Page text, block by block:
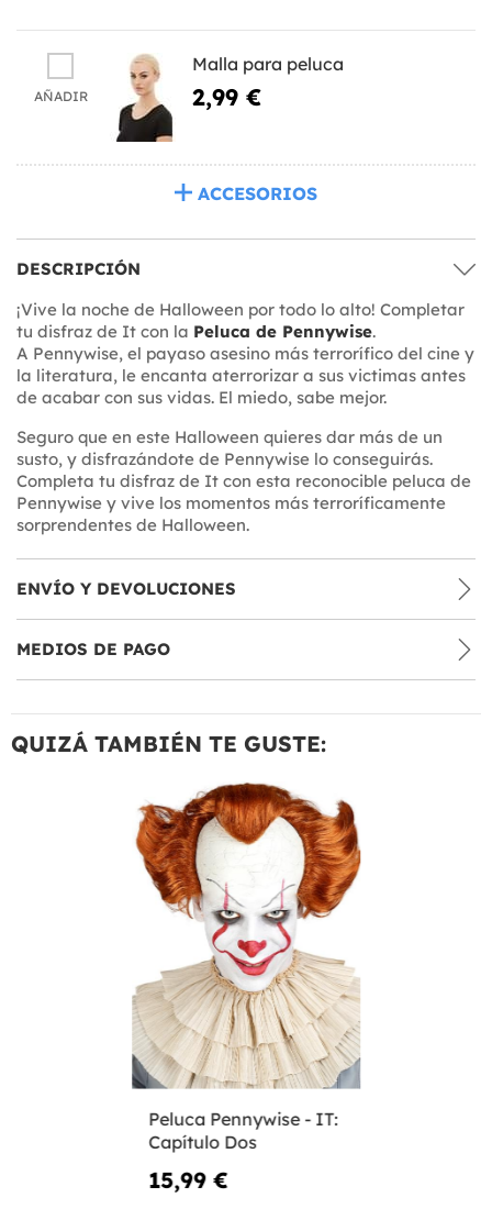
AÑADIR
Malla para peluca
2,99 €
ACCESORIOS
DESCRIPCIÓN
¡Vive la noche de Halloween por todo lo alto! Completar
tu disfraz de It con la Peluca de Pennywise.
A Pennywise, el payaso asesino más terrorífico del cine y
la literatura, le encanta aterrorizar a sus victimas antes
de acabar con sus vidas. El miedo, sabe mejor.
Seguro que en este Halloween quieres dar más de un
susto, y disfrazándote de Pennywise lo conseguirás.
Completa tu disfraz de It con esta reconocible peluca de
Pennywise y vive los momentos más terroríficamente
sorprendentes de Halloween.
ENVÍO Y DEVOLUCIONES
MEDIOS DE PAGO
QUIZÁ TAMBIÉN TE GUSTE:
Peluca Pennywise - IT:
Capítulo Dos
15,99 €